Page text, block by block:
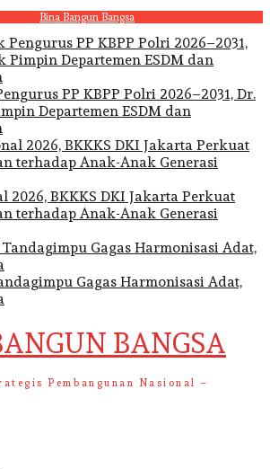
Bina Bangun Bangsa
PP KBPP Polri 2026–2031, Dr.
Departemen ESDM dan
2026, BKKKS DKI Jakarta Perkuat
terhadap Anak-Anak Generasi
Gagas Harmonisasi Adat,
BANGSA
Pembangunan Nasional –